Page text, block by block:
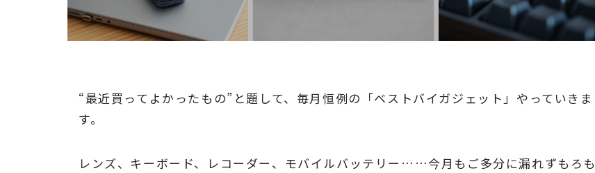
“最近買ってよかったもの”と題して、毎月恒例の「ベストバイガジェット」やっていきま
す。
レンズ、キーボード、レコーダー、モバイルバッテリー……今月もご多分に漏れずもろも